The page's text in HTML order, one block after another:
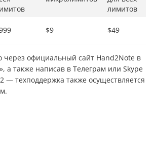
лимитов
$9 $49
через официальный сайт Hand2Note в
а также написав в Телеграм или Skype
— техподдержка также осуществляется